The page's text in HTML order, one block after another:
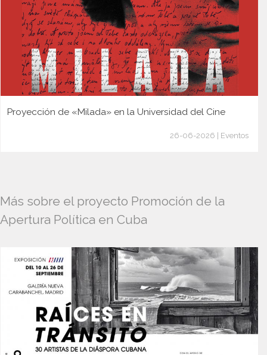
Proyección de «Milada» en la Universidad del Cine
26-06-2026 | Eventos
Más sobre el proyecto Promoción de la
Apertura Política en Cuba